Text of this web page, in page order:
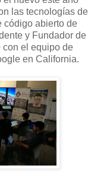
las tecnologías de
código abierto de
y Fundador de
con el equipo de
en California.